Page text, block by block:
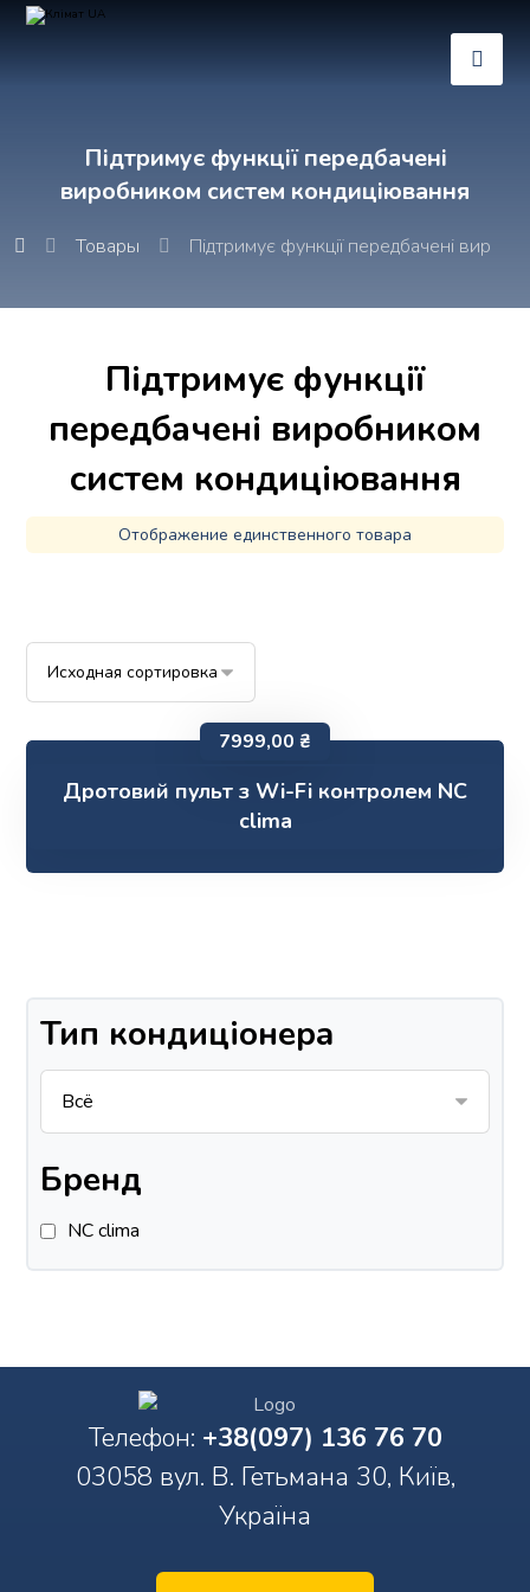
Підтримує функції передбачені
виробником систем кондиціювання
Товары Підтримує функції передбачені
Підтримує функції
передбачені виробником
систем кондиціювання
Отображение единственного товара
Дротовий пульт з Wi-Fi контролем NC
clima
7999,00 ₴
Тип кондиціонера
Бренд
NC clima
Телефон: +38(097) 136 76 70
03058 вул. В. Гетьмана 30, Київ,
Україна